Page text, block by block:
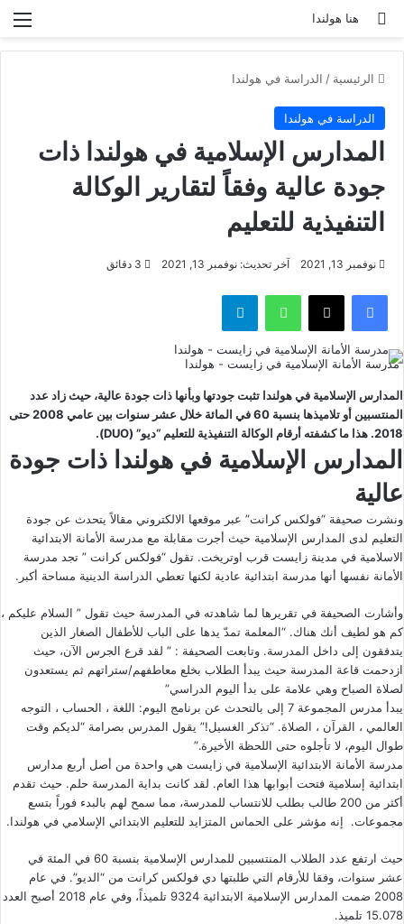
هنا هولندا
بحث عن
الرئيسية / الدراسة في هولندا
الدراسة في هولندا
المدارس الإسلامية في هولندا ذات
جودة عالية وفقاً لتقارير الوكالة
التنفيذية للتعليم
نوفمبر 13, 2021 آخر تحديث: نوفمبر 13, 2021
فيسبوك ‫X واتساب تيلقرام
مدرسة الأمانة الإسلامية في زايست - هولندا
المدارس الإسلامية في هولندا تثبت جودتها وبأنها ذات جودة عالية، حيث زاد عدد
المنتسبين أو تلاميذها بنسبة 60 في المائة خلال عشر سنوات بين عامي 2008 حتى
2018. هذا ما كشفته أرقام الوكالة التنفيذية للتعليم “ديو” (DUO).
المدارس الإسلامية في هولندا ذات جودة
عالية
ونشرت صحيفة “فولكس كرانت” عبر موقعها الالكتروني مقالاً يتحدث عن جودة
التعليم لدى المدارس الإسلامية حيث أجرت مقابلة مع مدرسة الأمانة الابتدائية
الاسلامية في مدينة زايست قرب اوتريخت. تقول “فولكس كرانت ” تجد مدرسة
الأمانة نفسها أنها مدرسة ابتدائية عادية لكنها تعطي الدراسة الدينية مساحة أكبر.
وأشارت الصحيفة في تقريرها لما شاهدته في المدرسة حيث تقول ” السلام عليكم ،
كم هو لطيف أنك هناك. “المعلمة تمدّ يدها على الباب للأطفال الصغار الذين
يتدفقون إلى داخل المدرسة. وتابعت الصحيفة : ” لقد قرع الجرس الآن، حيث
ازدحمت قاعة المدرسة حيث يبدأ الطلاب بخلع معاطفهم/ستراتهم ثم يستعدون
لصلاة الصباح وهي علامة على بدأ اليوم الدراسي”
يبدأ مدرس المجموعة 7 إلى بالتحدث عن برنامج اليوم: اللغة ، الحساب ، التوجه
العالمي ، القرآن ، الصلاة. “تذكر الغسيل!” يقول المدرس بصرامة “لديكم وقت
طوال اليوم، لا تأجلوه حتى اللحظة الأخيرة.”
مدرسة الأمانة الابتدائية الإسلامية في زايست هي واحدة من أصل أربع مدارس
ابتدائية إسلامية فتحت أبوابها هذا العام. لقد كانت بداية المدرسة حلم. حيث تقدم
أكثر من 200 طالب بطلب للانتساب للمدرسة، مما سمح لهم بالبدء فوراً بتسع
مجموعات. إنه مؤشر على الحماس المتزايد للتعليم الابتدائي الإسلامي في هولندا.
حيث ارتفع عدد الطلاب المنتسبين للمدارس الإسلامية بنسبة 60 في المئة في
عشر سنوات، وفقا للأرقام التي طلبتها دي فولكس كرانت من “الديو”. في عام
2008 ضمت المدارس الإسلامية الابتدائية 9324 تلميذاً، وفي عام 2018 أصبح العدد
15.078 تلميذ.